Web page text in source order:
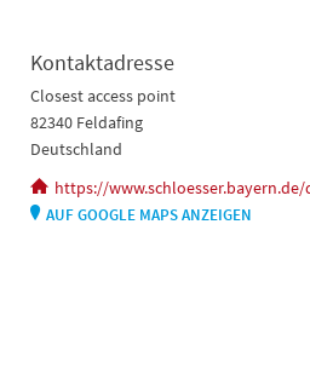
Kontaktadresse
Closest access point
82340 Feldafing
Deutschland
https://
AUF GOOGLE MAPS ANZEIGEN